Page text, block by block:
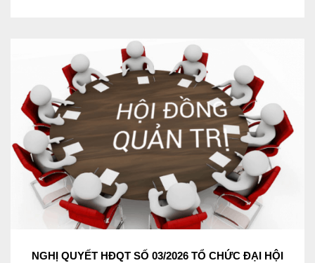
NGHỊ QUYẾT HĐQT SỐ 03/2026 TỔ CHỨC ĐẠI HỘI